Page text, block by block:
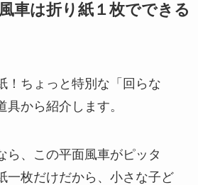
車は折り紙１枚でできる
！ちょっと特別な「回らな
から紹介します。
ら、この平面風車がピッタ
一枚だけだから、小さな子ど